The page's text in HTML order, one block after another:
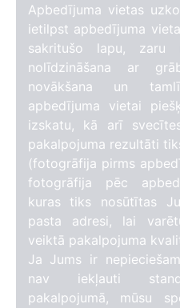
Apbedījuma vietas
ietilpst apbedījuma
sakritušo lapu, zaru
nolīdzināšana ar
novākšana un
apbedījuma vietai
izskatu, kā arī
pakalpojuma rezultāti
(fotogrāfija pirms
fotogrāfija pēc
kuras tiks nosūtītas
pasta adresi, lai
veiktā pakalpojuma
Ja Jums ir
nav iekļauti
pakalpojumā, mūsu